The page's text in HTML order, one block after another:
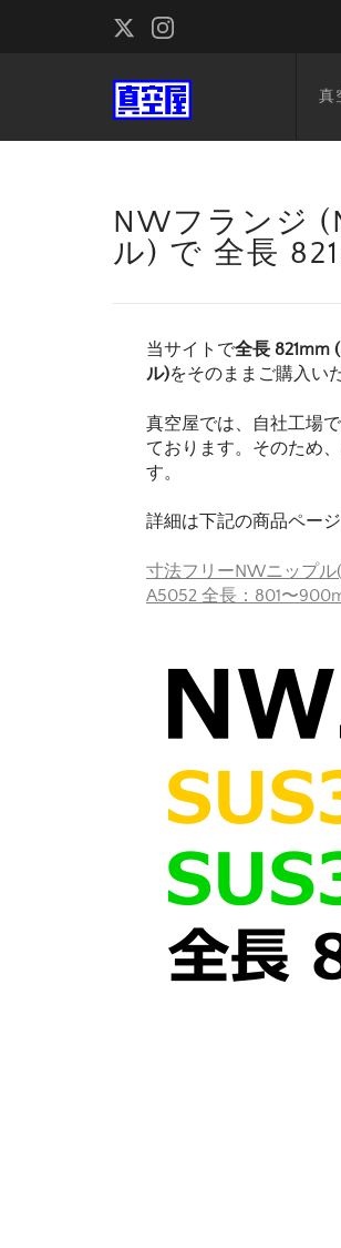
真
NWフランジ
ル) で 全長
当サイトで全長 821mm
ル)をそのままご購入い
真空屋では、自社工場
ております。そのため
す。
詳細は下記の商品ペー
寸法フリーNWニップル
A5052 全長：801〜